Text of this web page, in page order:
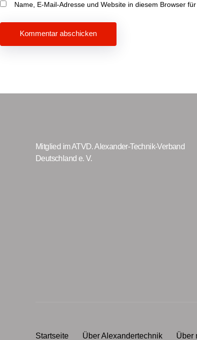
Name, E-Mail-Adresse und Website in diesem Browser
Mitglied im ATVD. Alexander-Technik-Verband
Deutschland e. V.
Startseite Über Alexandertechnik Über